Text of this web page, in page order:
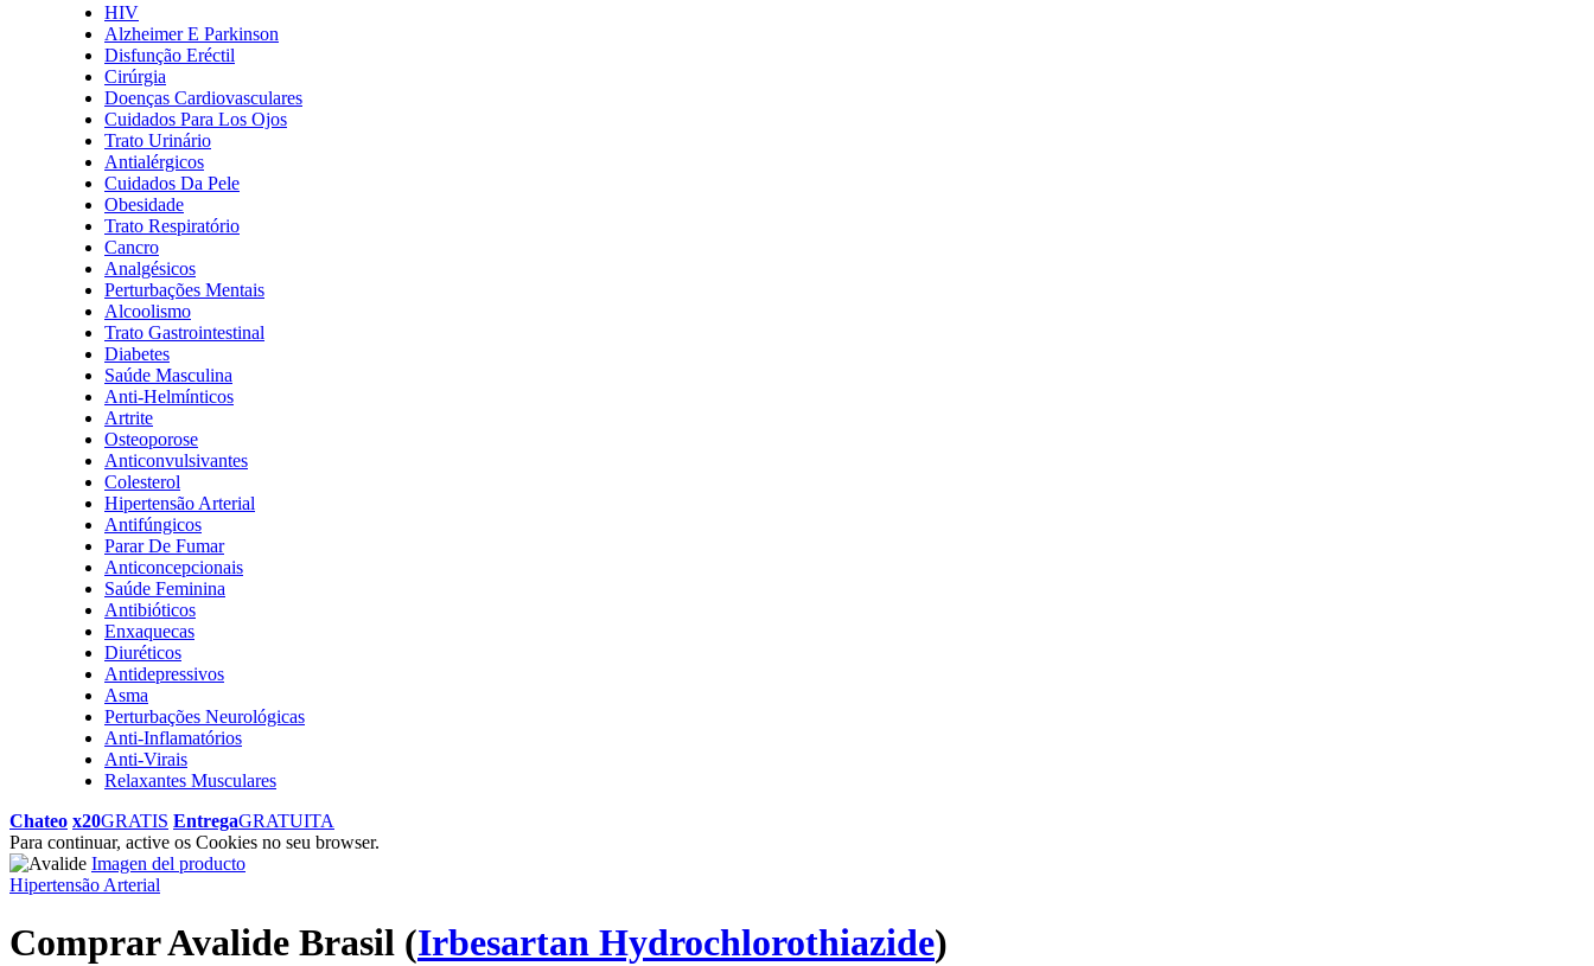
HIV
Alzheimer E Parkinson
Disfunção Eréctil
Cirúrgia
Doenças Cardiovasculares
Cuidados Para Los Ojos
Trato Urinário
Antialérgicos
Cuidados Da Pele
Obesidade
Trato Respiratório
Cancro
Analgésicos
Perturbações Mentais
Alcoolismo
Trato Gastrointestinal
Diabetes
Saúde Masculina
Anti-Helmínticos
Artrite
Osteoporose
Anticonvulsivantes
Colesterol
Hipertensão Arterial
Antifúngicos
Parar De Fumar
Anticoncepcionais
Saúde Feminina
Antibióticos
Enxaquecas
Diuréticos
Antidepressivos
Asma
Perturbações Neurológicas
Anti-Inflamatórios
Anti-Virais
Relaxantes Musculares
Chateo x20GRATIS EntregaGRATUITA
Para continuar, active os Cookies no seu browser.
Imagen del producto
Hipertensão Arterial
Comprar Avalide Brasil (Irbesartan Hydrochlorothiazide)